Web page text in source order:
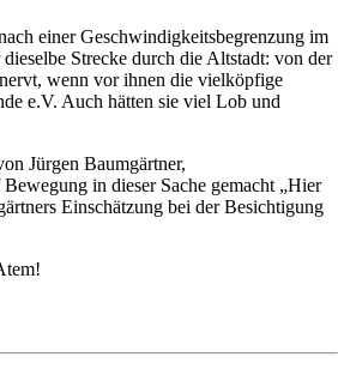
einer Geschwindigkeitsbegrenzung im
Strecke durch die Altstadt: von der
wenn vor ihnen die vielköpfige
e.V. Auch hätten sie viel Lob und
Jürgen Baumgärtner,
in dieser Sache gemacht „Hier
Einschätzung bei der Besichtigung